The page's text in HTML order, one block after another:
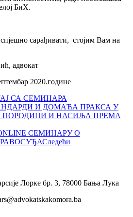
БиХ.
сарађивати, стојим Вам на
адвокат
2020.године
СА СЕМИНАРА
И ДОМАЋА ПРАКСА У
ПОРОДИЦИ И НАСИЉА ПРЕМА
СЕМИНАРУ О
Следећи
Лорке бр. 3, 78000 Бања Лука